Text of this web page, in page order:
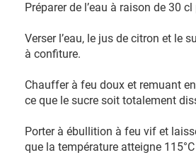
Préparer de l’eau à raison de 30
Verser l’eau, le jus de citron et le
à confiture.
Chauffer à feu doux et remuant
ce que le sucre soit totalement
Porter à ébullition à feu vif et
que la température atteigne